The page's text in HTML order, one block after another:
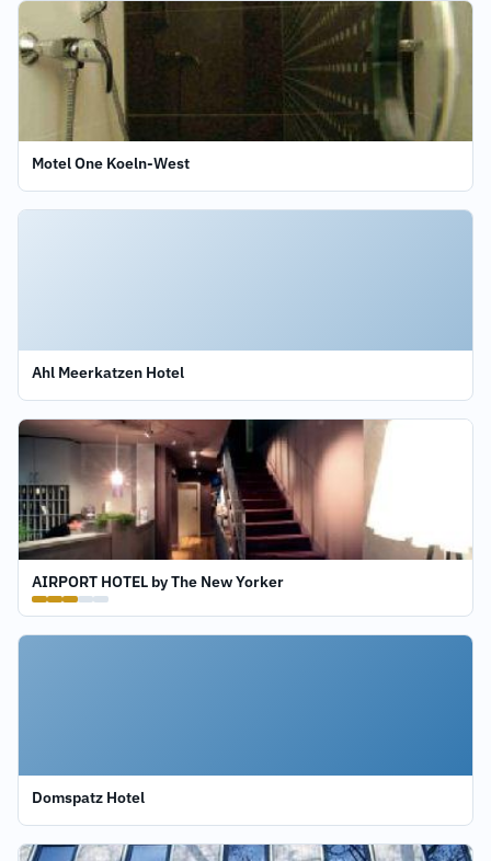
Motel One Koeln-West
Ahl Meerkatzen Hotel
AIRPORT HOTEL by The New Yorker
Domspatz Hotel